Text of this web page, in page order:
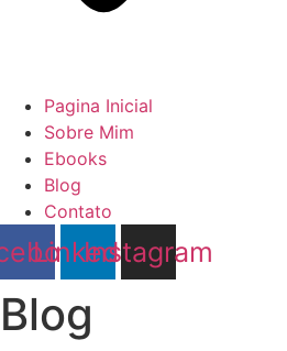
Pagina Inicial
Sobre Mim
Ebooks
Blog
Contato
Linkedin
Instagram
Blog